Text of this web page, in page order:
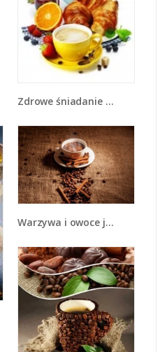
Zdrowe śniadanie dla zakochanych - JN240
Warzywa i owoce jesienią - JN711